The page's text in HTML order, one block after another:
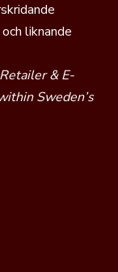
liknande
& E-
Sweden’s